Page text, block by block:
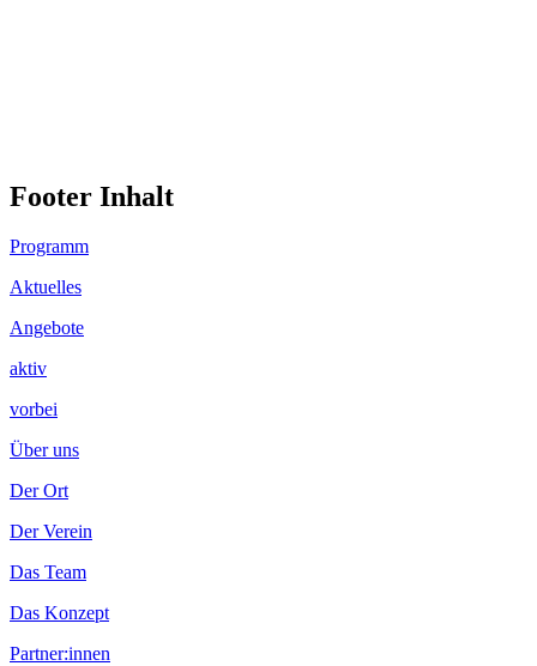
Footer Inhalt
Programm
Aktuelles
Angebote
aktiv
vorbei
Über uns
Der Ort
Der Verein
Das Team
Das Konzept
Partner:innen